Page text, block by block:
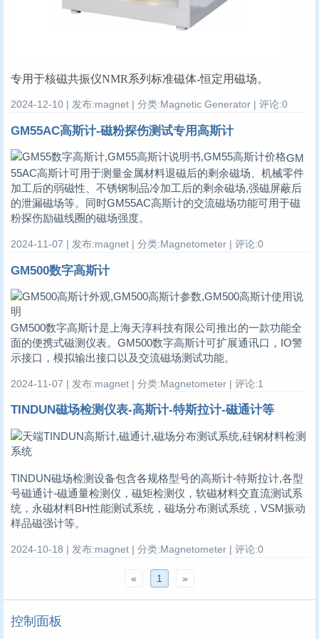
专用于核磁共振仪NMR系列标准磁体-恒定用磁场。
2024-12-10 | 发布:magnet | 分类:Magnetic Generator | 评论:0
GM55AC高斯计-磁粉探伤测试专用高斯计
GM
55AC高斯计可用于测量金属材料退磁后的剩余磁场、机械零件
加工后的弱磁性、不锈钢制品冷加工后的剩余磁场,强磁屏蔽后
的泄漏磁场等。同时GM55AC高斯计的交流磁场功能可用于磁
粉探伤励磁线圈的磁场强度。
2024-11-07 | 发布:magnet | 分类:Magnetometer | 评论:0
GM500数字高斯计
GM500数字高斯计是上海天淳科技有限公司推出的一款功能全
面的便携式磁测仪表。GM500数字高斯计可扩展通讯口，IO警
示接口，模拟输出接口以及交流磁场测试功能。
2024-11-07 | 发布:magnet | 分类:Magnetometer | 评论:1
TINDUN磁场检测仪表-高斯计-特斯拉计-磁通计等
TINDUN磁场检测设备包含各规格型号的高斯计-特斯拉计,各型
号磁通计-磁通量检测仪，磁矩检测仪，软磁材料交直流测试系
统，永磁材料BH性能测试系统，磁场分布测试系统，VSM振动
样品磁强计等。
2024-10-18 | 发布:magnet | 分类:Magnetometer | 评论:0
« 1 »
控制面板